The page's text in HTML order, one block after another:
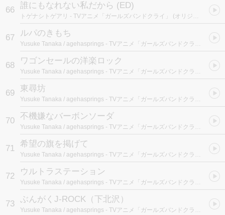
66 誰にもなれない私だから (ED)
トゲナシトゲアリ - TVアニメ「ガールズバンドクライ」 (オリジナルサウンドトラック)
67 ルパのきもち
Yusuke Tanaka / agehasprings - TVアニメ「ガールズバンドクライ」 (オリジナルサウンドトラック)
68 ワゴンセールの洋楽ロック
Yusuke Tanaka / agehasprings - TVアニメ「ガールズバンドクライ」 (オリジナルサウンドトラック)
69 東尋坊
Yusuke Tanaka / agehasprings - TVアニメ「ガールズバンドクライ」 (オリジナルサウンドトラック)
70 不機嫌なバーボンソーダ
Yusuke Tanaka / agehasprings - TVアニメ「ガールズバンドクライ」 (オリジナルサウンドトラック)
71 希望の旗を掲げて
Yusuke Tanaka / agehasprings - TVアニメ「ガールズバンドクライ」 (オリジナルサウンドトラック)
72 ウルトラステーション
Yusuke Tanaka / agehasprings - TVアニメ「ガールズバンドクライ」 (オリジナルサウンドトラック)
73 ぶんがくJ-ROCK（下北沢）
Yusuke Tanaka / agehasprings - TVアニメ「ガールズバンドクライ」 (オリジナルサウンドトラック)